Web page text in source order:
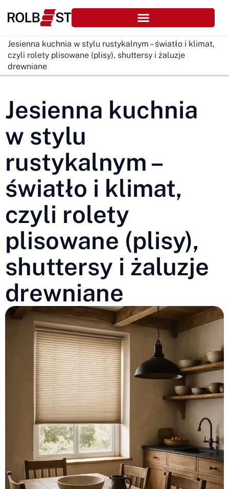
Jesienna kuchnia w stylu rustykalnym – światło i klimat,
czyli rolety plisowane (plisy), shuttersy i żaluzje
drewniane
Jesienna kuchnia
w stylu
rustykalnym –
światło i klimat,
czyli rolety
plisowane (plisy),
shuttersy i żaluzje
drewniane